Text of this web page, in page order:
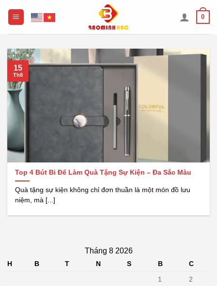
0
Top 4 Bút Bi Để Làm Quà Tặng Sự Kiện – Đa Sắc Màu
Quà tặng sự kiện không chỉ đơn thuần là một món đồ lưu
niệm, mà [...]
15
Th8
Tháng 8 2026
H B T N S B
C
1
2